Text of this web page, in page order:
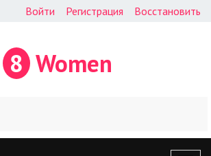
Войти Регистрация Восстановить
8 Women